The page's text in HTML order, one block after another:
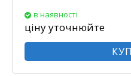
в наявності
ціну уточнюйте